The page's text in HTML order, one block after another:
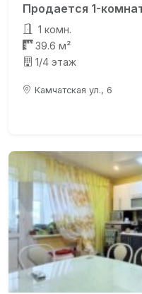
Продается 1-
1 комн.
39.6 м²
1/4 этаж
Камчатская ул., 6